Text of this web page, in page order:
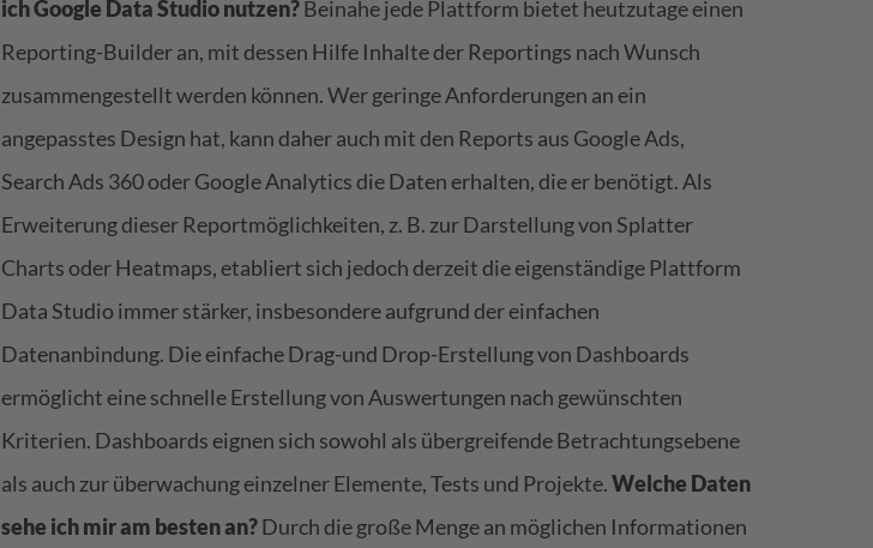
ich Google Data Studio nutzen?Beinahe jede Plattform bietet heutzutage einen
Reporting-Builder an, mit dessen Hilfe Inhalte der Reportings nach Wunsch
zusammengestellt werden können. Wer geringe Anforderungen an ein
angepasstes Design hat, kann daher auch mit den Reports aus Google Ads,
Search Ads 360 oder Google Analytics die Daten erhalten, die er benötigt. Als
Erweiterung dieser Reportmöglichkeiten, z. B. zur Darstellung von Splatter
Charts oder Heatmaps, etabliert sich jedoch derzeit die eigenständige Plattform
Data Studio immer stärker, insbesondere aufgrund der einfachen
Datenanbindung. Die einfache Drag-und Drop-Erstellung von Dashboards
ermöglicht eine schnelle Erstellung von Auswertungen nach gewünschten
Kriterien. Dashboards eignen sich sowohl als übergreifende Betrachtungsebene
als auch zur überwachung einzelner Elemente, Tests und Projekte.Welche Daten
sehe ich mir am besten an?Durch die große Menge an möglichen Informationen